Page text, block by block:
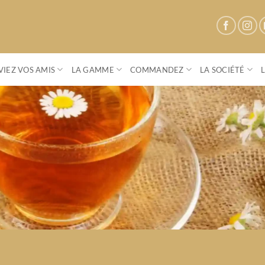
VOS AMIS LA GAMME COMMANDEZ LA SOCIÉTÉ
Parenthese Café
Conviez vos amis à une vente privée